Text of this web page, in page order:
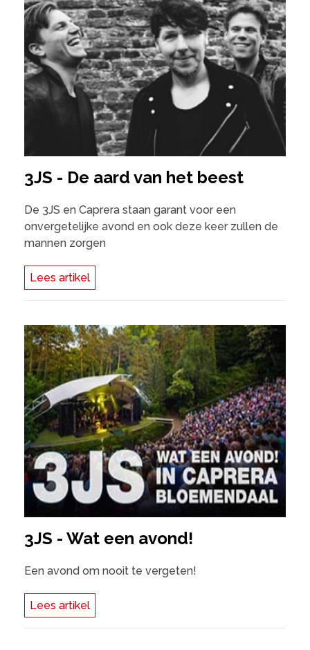
3JS - De aard van het beest
De 3JS en Caprera staan garant voor een
onvergetelijke avond en ook deze keer zullen de
mannen zorgen
Lees artikel
3JS - Wat een avond!
Een avond om nooit te vergeten!
Lees artikel